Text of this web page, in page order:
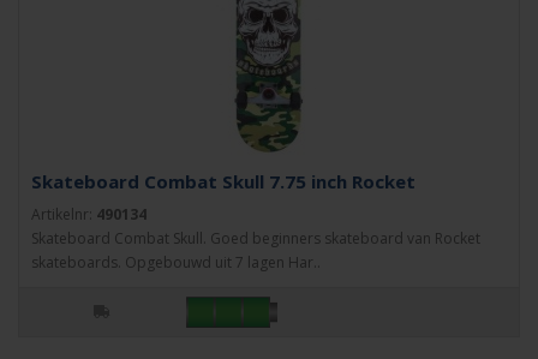
Skateboard Combat Skull 7.75 inch Rocket
Artikelnr: 490134
Skateboard Combat Skull. Goed beginners skateboard van Rocket
skateboards. Opgebouwd uit 7 lagen Har..